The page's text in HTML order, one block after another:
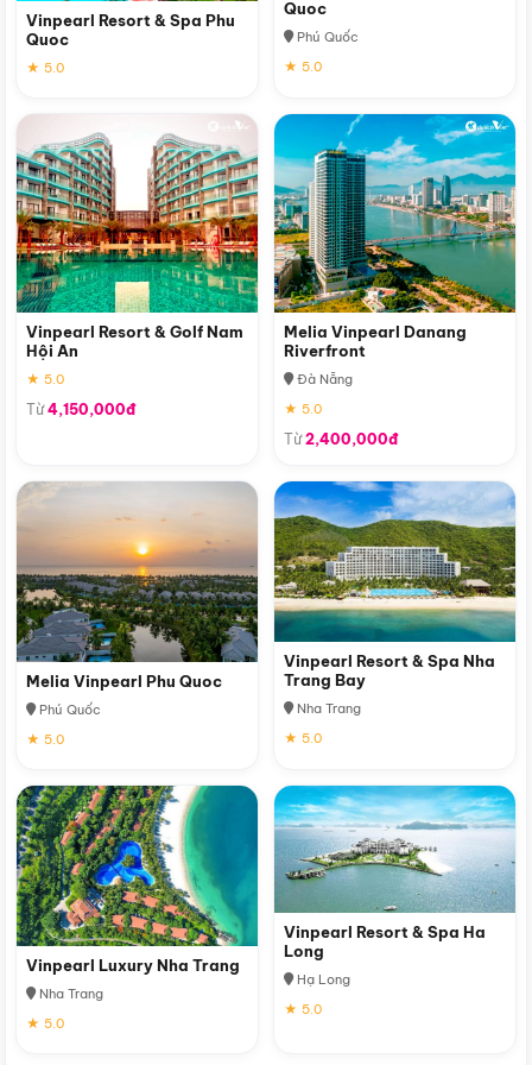
Vinpearl Resort & Spa Phu
Quoc
★ 5.0
Quoc
Phú Quốc
★ 5.0
Vinpearl Resort & Golf Nam
Hội An
★ 5.0
Từ4,150,000đ
Melia Vinpearl Danang
Riverfront
Đà Nẵng
★ 5.0
Từ2,400,000đ
Melia Vinpearl Phu Quoc
Phú Quốc
★ 5.0
Vinpearl Resort & Spa Nha
Trang Bay
Nha Trang
★ 5.0
Vinpearl Luxury Nha Trang
Nha Trang
★ 5.0
Vinpearl Resort & Spa Ha
Long
Hạ Long
★ 5.0